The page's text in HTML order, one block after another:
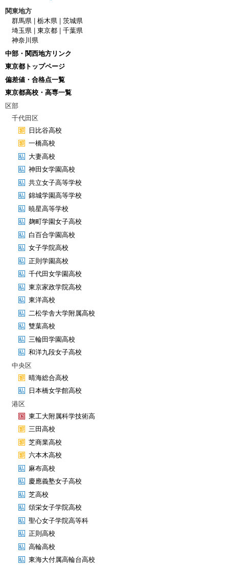
関東地方
群馬県
栃木県
茨城県
埼玉県
東京都
千葉県
神奈川県
中部・関西地方リンク
東京都トップページ
偏差値・合格点一覧
東京都高校・高専一覧
区部
千代田区
日比谷高校
一橋高校
大妻高校
神田女学園高校
共立女子高等学校
錦城学園高等学校
暁星高等学校
麹町学園女子高校
白百合学園高校
女子学院高校
正則学園高校
千代田女学園高校
東京家政学院高校
東洋高校
二松学舎大学附属高校
雙葉高校
三輪田学園高校
和洋九段女子高校
中央区
晴海総合高校
日本橋女学館高校
港区
東工大附属科学技術高
三田高校
芝商業高校
六本木高校
麻布高校
慶應義塾女子高校
芝高校
頌栄女子学院高校
聖心女子学院高等科
正則高校
高輪高校
東海大付属高輪台高校